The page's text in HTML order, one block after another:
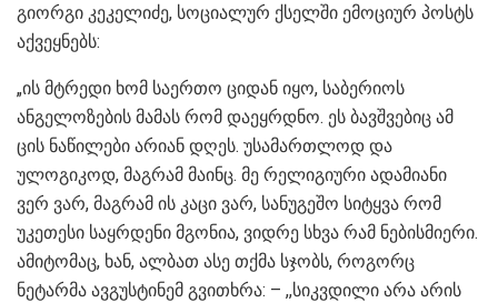
გიორგი კეკელიძე, სოციალურ ქსელში ემოციურ პოსტს
აქვეყნებს:
„ის მტრედი ხომ საერთო ციდან იყო, საბერიოს
ანგელოზების მამას რომ დაეყრდნო. ეს ბავშვებიც ამ
ცის ნაწილები არიან დღეს. უსამართლოდ და
ულოგიკოდ, მაგრამ მაინც. მე რელიგიური ადამიანი
ვერ ვარ, მაგრამ ის კაცი ვარ, სანუგეშო სიტყვა რომ
უკეთესი საყრდენი მგონია, ვიდრე სხვა რამ ნებისმიერი.
ამიტომაც, ხან, ალბათ ასე თქმა სჯობს, როგორც
ნეტარმა ავგუსტინემ გვითხრა: – ,,სიკვდილი არა არის